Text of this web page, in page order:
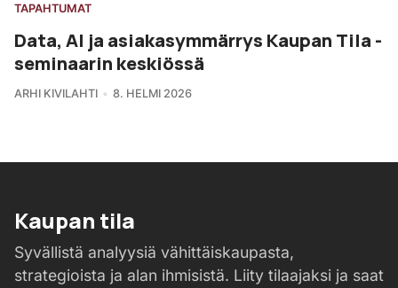
TAPAHTUMAT
Data, AI ja asiakasymmärrys Kaupan Tila -
seminaarin keskiössä
ARHI KIVILAHTI 8. HELMI 2026
Kaupan tila
Syvällistä analyysiä vähittäiskaupasta,
strategioista ja alan ihmisistä. Liity tilaajaksi ja saat